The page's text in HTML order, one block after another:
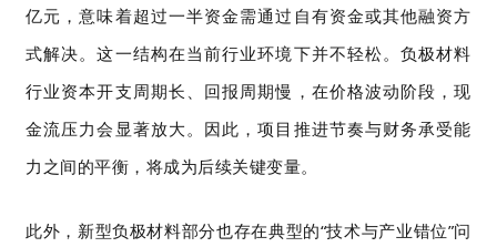
亿元，意味着超过一半资金需通过自有资金或其他融资方
式解决。这一结构在当前行业环境下并不轻松。负极材料
行业资本开支周期长、回报周期慢，在价格波动阶段，现
金流压力会显著放大。因此，项目推进节奏与财务承受能
力之间的平衡，将成为后续关键变量。
此外，新型负极材料部分也存在典型的“技术与产业错位”问